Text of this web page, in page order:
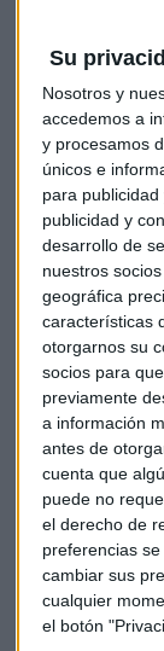
Su
Nosotros y
accedemos a
y procesamos
únicos e
para
publicidad y
desarrollo de
nuestros
geográfica
características
otorgarnos su
socios para
previamente
a información
antes de
cuenta que
puede no
el derecho de
preferencias
cambiar sus
cualquier
el botón
Evitar
demostrará
“cuidar” ese
“Hay que
que les puede
haber. Con tal
potenciar la
En definitiva,
fuertes.”
Fernando nos
evento de
multidisciplinar,
solucionamos
solucionado
También